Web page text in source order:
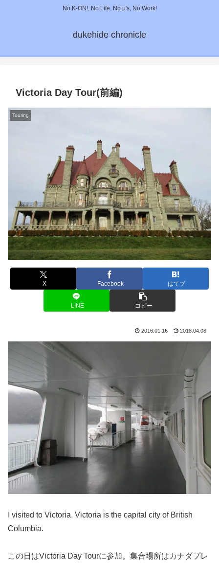
No K-ON!, No Life. No μ's, No Work!
dukehide chronicle
Victoria Day Tour(前編)
Touring
X Facebook はてブ
LINE コピー
2016.01.16 2018.04.08
I visited to Victoria. Victoria is the capital city of British
Columbia.
この日はVictoria Day Tourに参加。 集合場所はカナダプレ